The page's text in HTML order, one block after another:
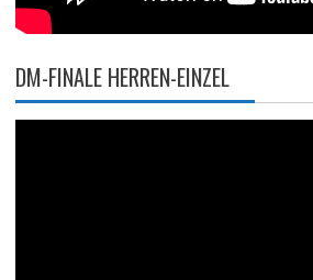
DM-FINALE HERREN-EINZEL